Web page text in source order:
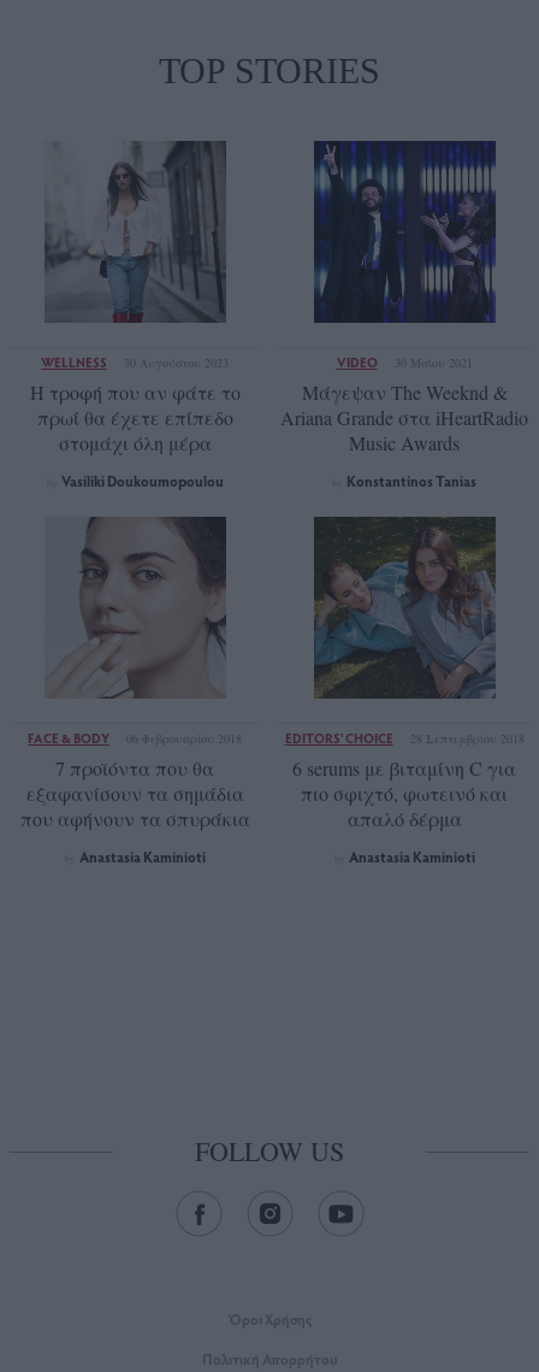
TOP STORIES
WELLNESS 30 Αυγούστου 2023
Η τροφή που αν φάτε το
πρωί θα έχετε επίπεδο
στομάχι όλη μέρα
Vasiliki Doukoumopoulou
VIDEO 30 Μαΐου 2021
Μάγεψαν The Weeknd &
Ariana Grande στα iHeartRadio
Music Awards
Konstantinos Tanias
FACE & BODY 06 Φεβρουαρίου 2018
7 προϊόντα που θα
εξαφανίσουν τα σημάδια
που αφήνουν τα σπυράκια
Anastasia Kaminioti
EDITORS' CHOICE 28 Σεπτεμβρίου 2018
6 serums με βιταμίνη C για
πιο σφιχτό, φωτεινό και
απαλό δέρμα
Anastasia Kaminioti
FOLLOW US
Όροι Xρήσης
Πολιτική Απορρήτου